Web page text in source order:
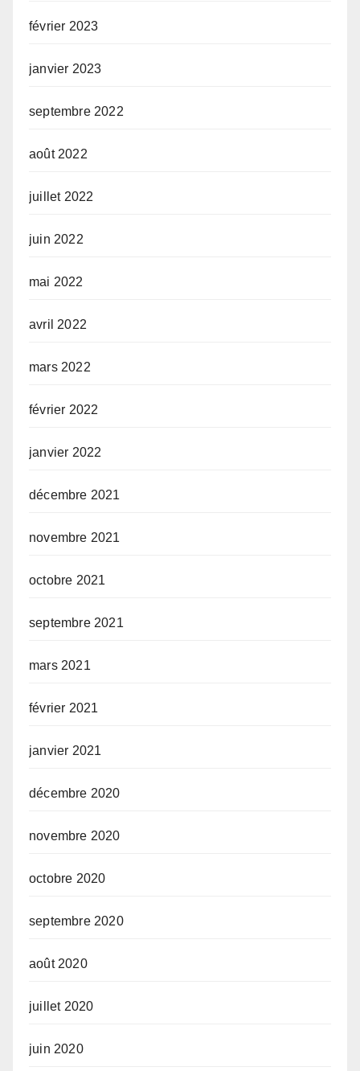
février 2023
janvier 2023
septembre 2022
août 2022
juillet 2022
juin 2022
mai 2022
avril 2022
mars 2022
février 2022
janvier 2022
décembre 2021
novembre 2021
octobre 2021
septembre 2021
mars 2021
février 2021
janvier 2021
décembre 2020
novembre 2020
octobre 2020
septembre 2020
août 2020
juillet 2020
juin 2020